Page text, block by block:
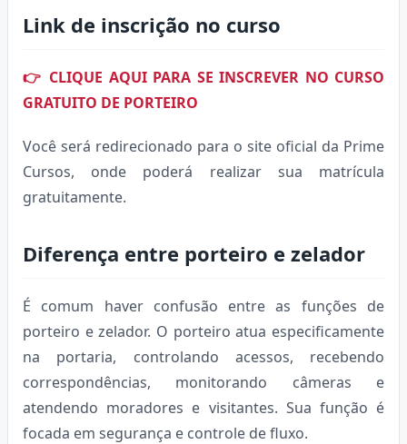
Link de inscrição no curso
👉 CLIQUE AQUI PARA SE INSCREVER NO CURSO
GRATUITO DE PORTEIRO
Você será redirecionado para o site oficial da Prime
Cursos, onde poderá realizar sua matrícula
gratuitamente.
Diferença entre porteiro e zelador
É comum haver confusão entre as funções de
porteiro e zelador. O porteiro atua especificamente
na portaria, controlando acessos, recebendo
correspondências, monitorando câmeras e
atendendo moradores e visitantes. Sua função é
focada em segurança e controle de fluxo.